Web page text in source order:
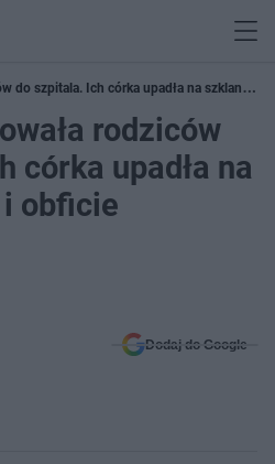
do szpitala. Ich córka upadła na szklane
rodziców
córka upadła na
obficie
Dodaj do Google